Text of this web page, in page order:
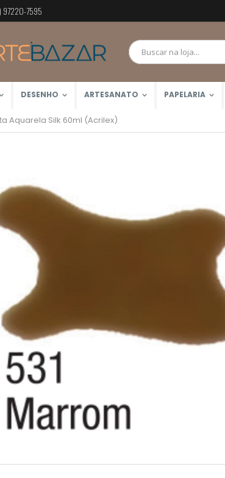
97220-7595
DESENHO ARTESANATO PAPELARIA
Aquarela Silk 60ml (Acrilex)